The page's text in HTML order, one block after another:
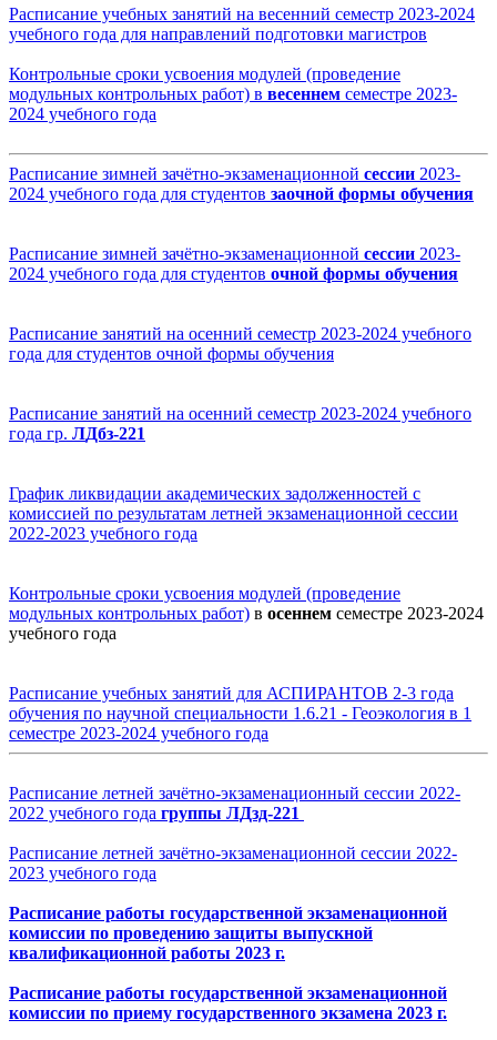
Расписание учебных занятий на весенний семестр 2023-2024
учебного года для направлений подготовки магистров
Контрольные сроки усвоения модулей (проведение
модульных контрольных работ) в весеннем семестре 2023-
2024 учебного года
Расписание зимней зачётно-экзаменационной сессии 2023-
2024 учебного года для студентов заочной формы обучения
Расписание зимней зачётно-экзаменационной сессии 2023-
2024 учебного года для студентов очной формы обучения
Расписание занятий на осенний семестр 2023-2024 учебного
года для студентов очной формы обучения
Расписание занятий на осенний семестр 2023-2024 учебного
года гр. ЛДбз-221
График ликвидации академических задолженностей с
комиссией по результатам летней экзаменационной сессии
2022-2023 учебного года
Контрольные сроки усвоения модулей (проведение
модульных контрольных работ) в осеннем семестре 2023-2024
учебного года
Расписание учебных занятий для АСПИРАНТОВ 2-3 года
обучения по научной специальности 1.6.21 - Геоэкология в 1
семестре 2023-2024 учебного года
Расписание летней зачётно-экзаменационный сессии 2022-
2022 учебного года группы ЛДзд-221
Расписание летней зачётно-экзаменационной сессии 2022-
2023 учебного года
Расписание работы государственной экзаменационной
комиссии по проведению защиты выпускной
квалификационной работы 2023 г.
Расписание работы государственной экзаменационной
комиссии по приему государственного экзамена 2023 г.